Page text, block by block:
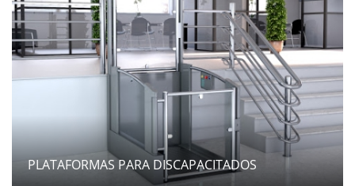
PLATAFORMAS PARA DISCAPACITADOS